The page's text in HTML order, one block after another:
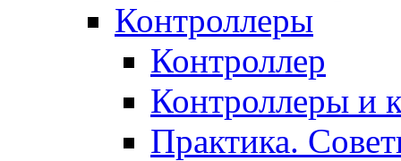
Контроллеры
Контроллер
Контроллеры и
Практика.